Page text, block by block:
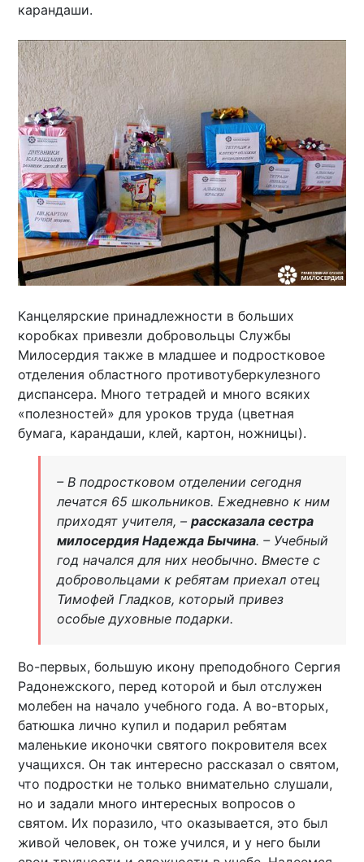
карандаши.
Канцелярские принадлежности в больших
коробках привезли добровольцы Службы
Милосердия также в младшее и подростковое
отделения областного противотуберкулезного
диспансера. Много тетрадей и много всяких
«полезностей» для уроков труда (цветная
бумага, карандаши, клей, картон, ножницы).
– В подростковом отделении сегодня
лечатся 65 школьников. Ежедневно к ним
приходят учителя, – рассказала сестра
милосердия Надежда Бычина. – Учебный
год начался для них необычно. Вместе с
добровольцами к ребятам приехал отец
Тимофей Гладков, который привез
особые духовные подарки.
Во-первых, большую икону преподобного Сергия
Радонежского, перед которой и был отслужен
молебен на начало учебного года. А во-вторых,
батюшка лично купил и подарил ребятам
маленькие иконочки святого покровителя всех
учащихся. Он так интересно рассказал о святом,
что подростки не только внимательно слушали,
но и задали много интересных вопросов о
святом. Их поразило, что оказывается, это был
живой человек, он тоже учился, и у него были